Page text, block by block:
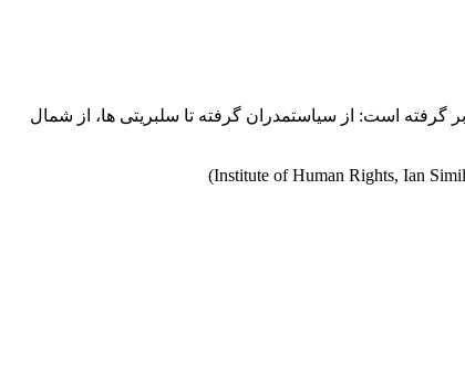
گرفته است: از سیاستمدران گرفته تا سلبریتی ها، از شمال